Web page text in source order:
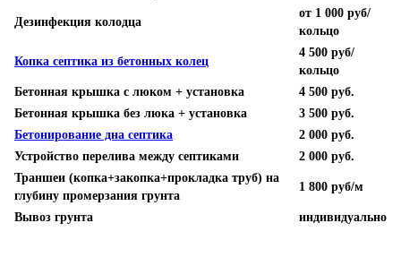
Дезинфекция колодца
от 1 000 руб/
кольцо
Копка септика из бетонных колец
4 500 руб/
кольцо
Бетонная крышка с люком + установка
4 500 руб.
Бетонная крышка без люка + установка
3 500 руб.
Бетонирование дна септика
2 000 руб.
Устройство перелива между септиками
2 000 руб.
Траншеи (копка+закопка+прокладка труб) на
глубину промерзания грунта
1 800 руб/м
Вывоз грунта индивидуально